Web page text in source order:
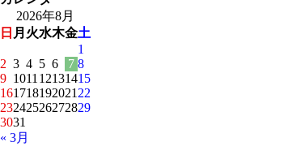
2026年8月
日 月 火水木金土
« 3月
1
2 3 4 5 6 7 8
9 1011 12131415
161718192021 22
23242526272829
3031